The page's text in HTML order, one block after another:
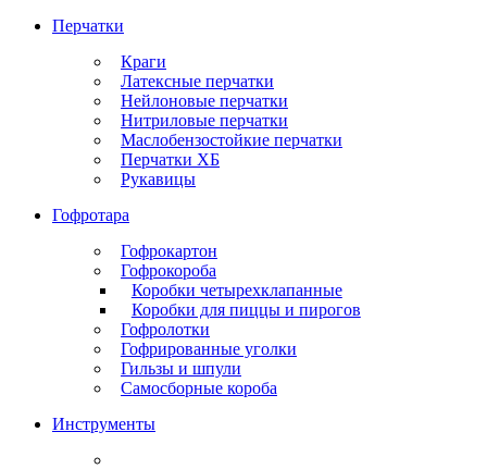
Перчатки
Краги
Латексные перчатки
Нейлоновые перчатки
Нитриловые перчатки
Маслобензостойкие перчатки
Перчатки ХБ
Рукавицы
Гофротара
Гофрокартон
Гофрокороба
Коробки четырехклапанные
Коробки для пиццы и пирогов
Гофролотки
Гофрированные уголки
Гильзы и шпули
Самосборные короба
Инструменты